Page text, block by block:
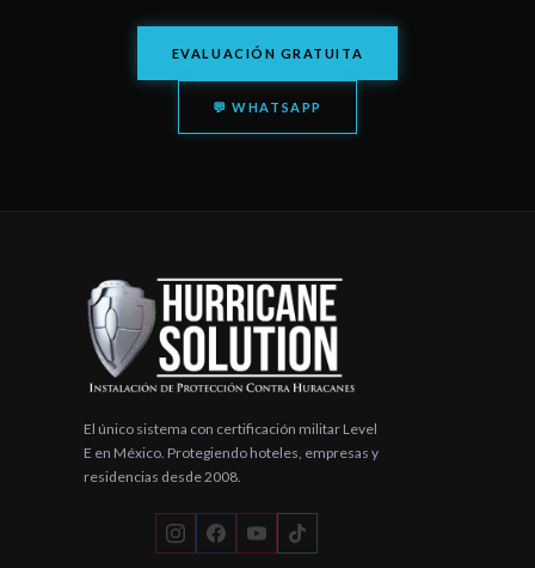
EVALUACIÓN GRATUITA
💬 WHATSAPP
El único sistema con certificación militar Level
E en México. Protegiendo hoteles, empresas y
residencias desde 2008.